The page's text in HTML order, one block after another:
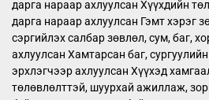
дарга нараар ахлуулсан Хүүхдийн
дарга нараар ахлуулсан Гэмт хэрэг
сэргийлэх салбар зөвлөл, сум, баг,
ахлуулсан Хамтарсан баг,
эрхлэгчээр ахлуулсан Хүүхэд
төлөвлөлттэй, шуурхай ажиллаж,